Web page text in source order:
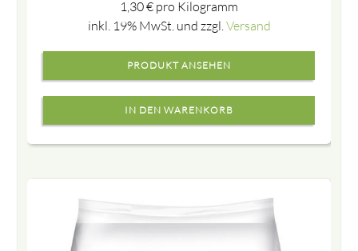
1,30€ pro Kilogramm
inkl. 19% MwSt. und zzgl.Versand
PRODUKT ANSEHEN